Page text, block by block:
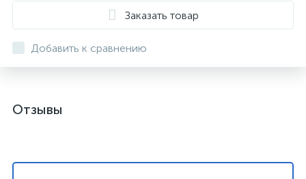
Заказать товар
Добавить к сравнению
Отзывы